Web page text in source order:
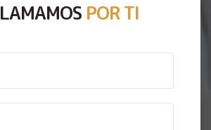
POR TI